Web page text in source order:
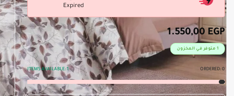
Expired
1.550,00 EGP
1 متوفر في المخزون
ORDERED: 0
ITEMS AVAILABLE: 1